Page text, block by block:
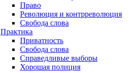
Право
Революция и контрреволюция
Свобода слова
Практика
Приватность
Свобода слова
Справедливые выборы
Хорошая полиция